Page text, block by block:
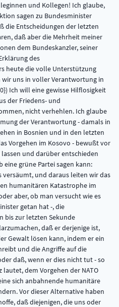
und Kollegen! Ich glaube,
sagen zu Bundesminister
die Entscheidungen der letzten
daß aber die Mehrheit meiner
dem Bundeskanzler, seiner
des
heute die volle Unterstützung
uns in voller Verantwortung in
Ich will eine gewisse Hilflosigkeit
der Friedens- und
nicht verhehlen. Ich glaube
der Verantwortung - damals in
in Bosnien und in den letzten
Vorgehen im Kosovo - bewußt vor
und darüber entschieden
eine grüne Partei sagen kann:
versäumt, und daraus leiten wir das
humanitären Katastrophe im
aber, ob man versucht wie es
getan hat -, die
bis zur letzten Sekunde
daß er derjenige ist,
Gewalt lösen kann, indem er ein
und die Angriffe auf die
daß, wenn er dies nicht tut - so
lautet, dem Vorgehen der NATO
sich anbahnende humanitäre
Vor dieser Alternative haben
daß diejenigen, die uns oder